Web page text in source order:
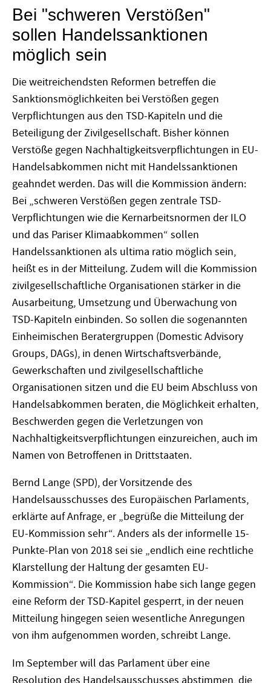
Bei "schweren Verstößen"
sollen Handelssanktionen
möglich sein
Die weitreichendsten Reformen betreffen die
Sanktionsmöglichkeiten bei Verstößen gegen
Verpflichtungen aus den TSD-Kapiteln und die
Beteiligung der Zivilgesellschaft. Bisher können
Verstöße gegen Nachhaltigkeitsverpflichtungen in EU-
Handelsabkommen nicht mit Handelssanktionen
geahndet werden. Das will die Kommission ändern:
Bei „schweren Verstößen gegen zentrale TSD-
Verpflichtungen wie die Kernarbeitsnormen der ILO
und das Pariser Klimaabkommen“ sollen
Handelssanktionen als ultima ratio möglich sein,
heißt es in der Mitteilung. Zudem will die Kommission
zivilgesellschaftliche Organisationen stärker in die
Ausarbeitung, Umsetzung und Überwachung von
TSD-Kapiteln einbinden. So sollen die sogenannten
Einheimischen Beratergruppen (Domestic Advisory
Groups, DAGs), in denen Wirtschaftsverbände,
Gewerkschaften und zivilgesellschaftliche
Organisationen sitzen und die EU beim Abschluss von
Handelsabkommen beraten, die Möglichkeit erhalten,
Beschwerden gegen die Verletzungen von
Nachhaltigkeitsverpflichtungen einzureichen, auch im
Namen von Betroffenen in Drittstaaten.
Bernd Lange (SPD), der Vorsitzende des
Handelsausschusses des Europäischen Parlaments,
erklärte auf Anfrage, er „begrüße die Mitteilung der
EU-Kommission sehr“. Anders als der informelle 15-
Punkte-Plan von 2018 sei sie „endlich eine rechtliche
Klarstellung der Haltung der gesamten EU-
Kommission“. Die Kommission habe sich lange gegen
eine Reform der TSD-Kapitel gesperrt, in der neuen
Mitteilung hingegen seien wesentliche Anregungen
von ihm aufgenommen worden, schreibt Lange.
Im September will das Parlament über eine